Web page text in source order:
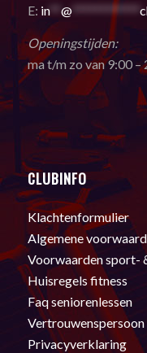
E: in** @************
Openingstijden:
ma t/m zo van 9:00 –
CLUBINFO
Klachtenformulier
Algemene
Voorwaarden sport-
Huisregels fitness
Faq seniorenlessen
Vertrouwenspersoon
Privacyverklaring